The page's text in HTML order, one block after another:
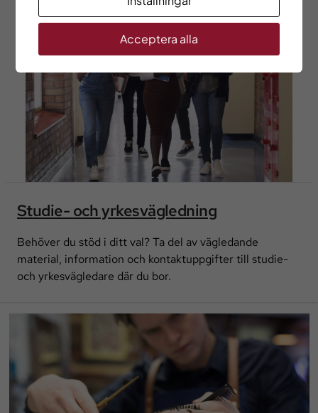
Studie- och yrkesvägledning
Behöver du stöd i ditt val? Ta del av vägledande
material, information och kontaktuppgifter till studie-
och yrkesvägledare där du bor.
Acceptera alla